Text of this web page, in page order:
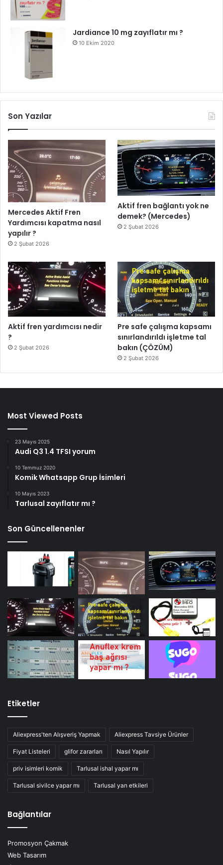
Jardiance 10 mg zayıflatır mı ?
10 Ekim 2020
Son Yazılar
Mercedes Aktif Fren
Yardımcısı kapatma nasıl
yapılır ?
2 Şubat 2026
Aktif fren bağlantı yok ne
demek? (Mercedes)
2 Şubat 2026
Aktif fren yardımcısı nedir
?
2 Şubat 2026
Pre safe çalışma kapsamı
sınırlandırıldı işletme tal
bakın (ÇÖZÜM)
2 Şubat 2026
Most Viewed Posts
23 Mayıs 2025
Audi Q3 1.4 TFSI yorum
10 Temmuz 2020
Komik Whatsapp Grup İsimleri
10 Mayıs 2023
Tarlusal zayıflatır mı ?
Son Güncellenenler
Etiketler
Aliexpress'ten Alışveriş Yapmak Aliexpress Tavsiye Ürünler
Fiyat Listeleri glifor zararları Nasıl Yapılır
priv isimleri komik Tarlusal ishal yapar mı
Tarlusal sivilce yapar mı Tarlusal yan etkileri
Bağlantılar
Promosyon Çakmak
Web Tasarım